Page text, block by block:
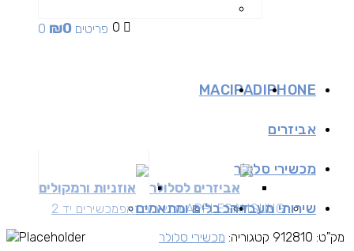
0 0 פריטים ₪0
IPHONE
IPAD
MAC
אביזרים
אביזרים לסלולר אוזניות ורמקולים
מכשירי סלולר
SAMSUNG
APPLEמכשירים זאפמכשירים יד 2 שירותי מעבדהכבלים ומתאמים
מק"ט: 912810 קטגוריה: מכשירי סלולר